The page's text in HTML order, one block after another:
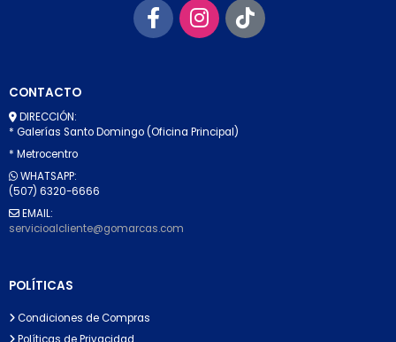
CONTACTO
DIRECCIÓN:
* Galerías Santo Domingo (Oficina Principal)
* Metrocentro
WHATSAPP:
(507) 6320-6666
EMAIL:
servicioalcliente@gomarcas.com
POLÍTICAS
Condiciones de Compras
Políticas de Privacidad